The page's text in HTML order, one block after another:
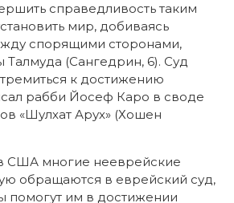
справедливость таким
мир, добиваясь
спорящими сторонами,
Талмуда (Сангедрин, 6). Суд
к достижению
рабби Йосеф Каро в своде
«Шулхат Арух» (Хошен
США многие нееврейские
обращаются в еврейский суд,
помогут им в достижении